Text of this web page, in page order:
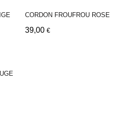
CORDON FROUFROU ROSE
39,00 €